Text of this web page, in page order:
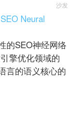
沙发
Neural
的SEO神经网络
擎优化领域的
言的语义核心的